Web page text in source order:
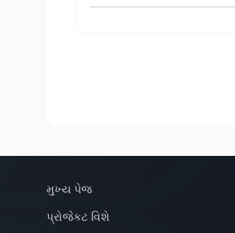
મુખ્ય પેજ
પ્રોજેકટ વિશે